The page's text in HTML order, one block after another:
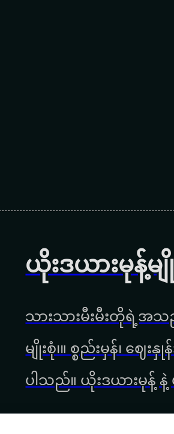
ယိုးဒယားမုန့်
သားသားမီးမီးတိုရဲ့အသည်
မျိုးစုံ၊။ စ္စည်းမှန်၊ ‌ဈ
ပါသည်။ ယိုးဒယားမုန့်